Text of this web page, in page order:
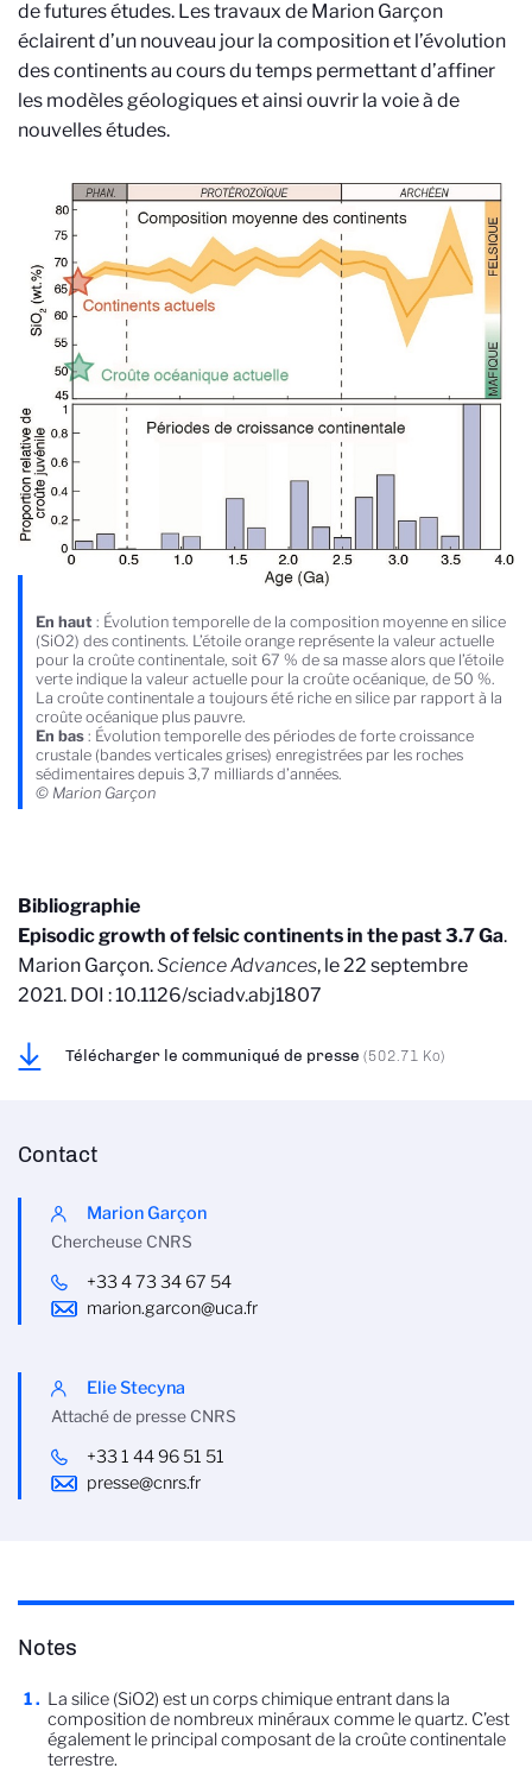
de futures études. Les travaux de Marion Garçon
éclairent d’un nouveau jour la composition et l’évolution
des continents au cours du temps permettant d’affiner
les modèles géologiques et ainsi ouvrir la voie à de
nouvelles études.
En haut : Évolution temporelle de la composition moyenne en silice
(SiO2) des continents. L’étoile orange représente la valeur actuelle
pour la croûte continentale, soit 67 % de sa masse alors que l’étoile
verte indique la valeur actuelle pour la croûte océanique, de 50 %.
La croûte continentale a toujours été riche en silice par rapport à la
croûte océanique plus pauvre.
En bas : Évolution temporelle des périodes de forte croissance
crustale (bandes verticales grises) enregistrées par les roches
sédimentaires depuis 3,7 milliards d’années.
© Marion Garçon
Bibliographie
Episodic growth of felsic continents in the past 3.7 Ga.
Marion Garçon.Science Advances, le 22 septembre
2021. DOI : 10.1126/sciadv.abj1807
Télécharger le communiqué de presse (502.71 Ko)
Contact
Marion Garçon
Chercheuse CNRS
+33 4 73 34 67 54
marion.garcon@uca.fr
Elie Stecyna
Attaché de presse CNRS
+33 1 44 96 51 51
presse@cnrs.fr
Notes
La silice (SiO2) est un corps chimique entrant dans la
composition de nombreux minéraux comme le quartz. C’est
également le principal composant de la croûte continentale
terrestre.